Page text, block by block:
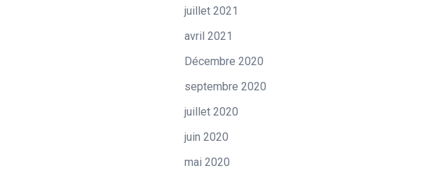
juillet 2021
avril 2021
Décembre 2020
septembre 2020
juillet 2020
juin 2020
mai 2020